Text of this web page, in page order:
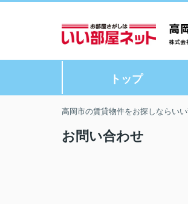
トップ
高岡市の賃貸物件をお探しならい
お問い合わせ